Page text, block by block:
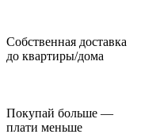
Собственная доставка
до квартиры/дома
Покупай больше —
плати меньше